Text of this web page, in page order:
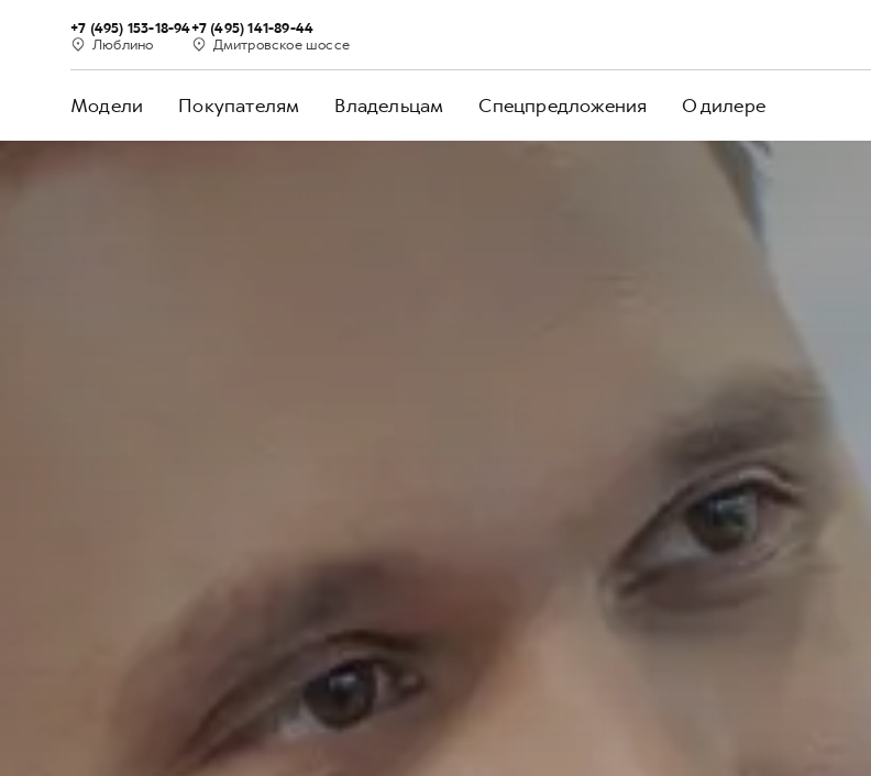
+7 (495) 153-18-94
Люблино
+7 (495) 141-89-44
Дмитровское шоссе
Модели Покупателям Владельцам Спецпредложения О дилере